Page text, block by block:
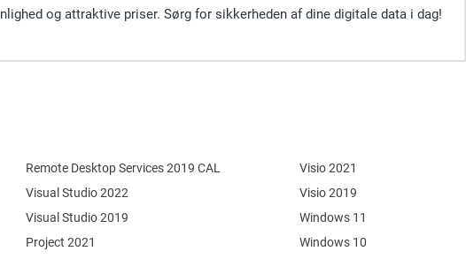
og attraktive priser. Sørg for sikkerheden af dine digitale data i dag!
Remote Desktop Services 2019 CAL
Visual Studio 2022
Visual Studio 2019
Project 2021
Visio 2021
Visio 2019
Windows 11
Windows 10